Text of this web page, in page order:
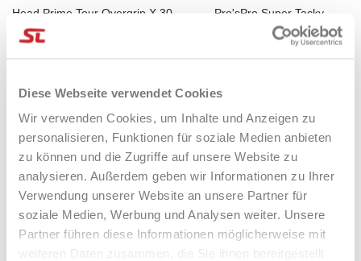
Diese Webseite verwendet Cookies
Wir verwenden Cookies, um Inhalte und Anzeigen zu
personalisieren, Funktionen für soziale Medien anbieten
zu können und die Zugriffe auf unsere Website zu
analysieren. Außerdem geben wir Informationen zu Ihrer
Verwendung unserer Website an unsere Partner für
soziale Medien, Werbung und Analysen weiter. Unsere
Partner führen diese Informationen möglicherweise mit
weiteren Daten zusammen, die Sie ihnen bereitgestellt
Head Prime Tour Overgrip X 30
Pro'sPro Super Tacky
Overgrips 60 Pz SCHWARZ